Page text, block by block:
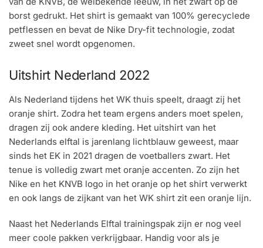
borst gedrukt. Het shirt is gemaakt van 100% gerecyclede
petflessen en bevat de Nike Dry-fit technologie, zodat
zweet snel wordt opgenomen.
Uitshirt Nederland 2022
Als Nederland tijdens het WK thuis speelt, draagt zij het
oranje shirt. Zodra het team ergens anders moet spelen,
dragen zij ook andere kleding. Het uitshirt van het
Nederlands elftal is jarenlang lichtblauw geweest, maar
sinds het EK in 2021 dragen de voetballers zwart. Het
tenue is volledig zwart met oranje accenten. Zo zijn het
Nike en het KNVB logo in het oranje op het shirt verwerkt
en ook langs de zijkant van het WK shirt zit een oranje lijn.
Naast het Nederlands Elftal trainingspak zijn er nog veel
meer coole pakken verkrijgbaar. Handig voor als je